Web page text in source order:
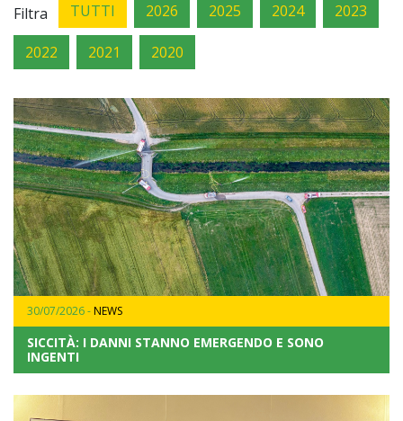
Filtra TUTTI 2026 2025 2024 2023
2022 2021 2020
30/07/2026 -NEWS
SICCITÀ: I DANNI STANNO EMERGENDO E SONO
INGENTI